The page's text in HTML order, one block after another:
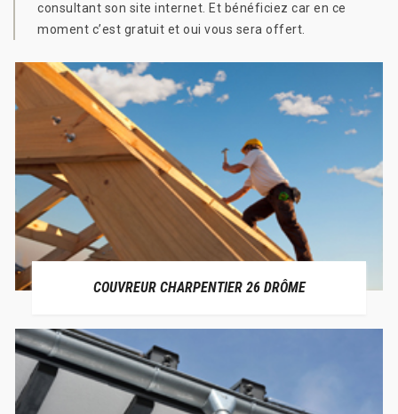
consultant son site internet. Et bénéficiez car en ce
moment c’est gratuit et oui vous sera offert.
COUVREUR CHARPENTIER 26 DRÔME